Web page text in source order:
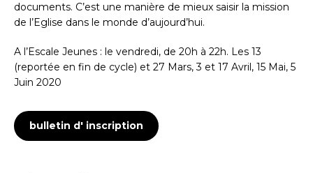
documents. C’est une manière de mieux saisir la mission
de l’Eglise dans le monde d’aujourd’hui.
A l’Escale Jeunes : le vendredi, de 20h à 22h. Les 13
(reportée en fin de cycle) et 27 Mars, 3 et 17 Avril, 15 Mai, 5
Juin 2020
bulletin d' inscription